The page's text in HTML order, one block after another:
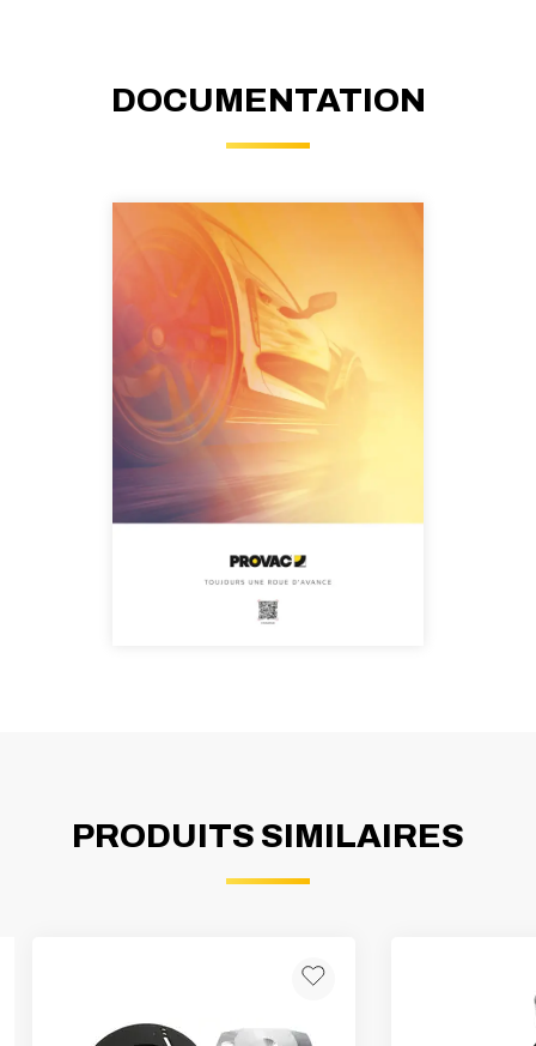
DOCUMENTATION
PRODUITS SIMILAIRES